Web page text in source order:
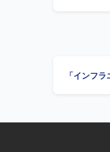
だきます
善を行って
「インフ